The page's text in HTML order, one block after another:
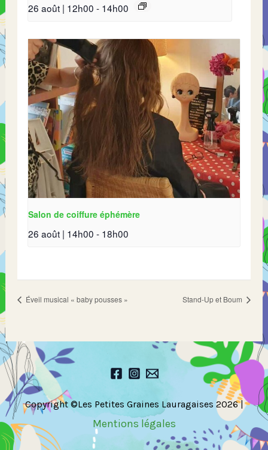
26 août | 12h00 - 14h00
Salon de coiffure éphémère
26 août | 14h00 - 18h00
Éveil musical « baby pousses » Stand-Up et Boum
Copyright ©Les Petites Graines Lauragaises 2026 |
Mentions légales